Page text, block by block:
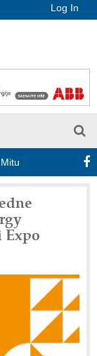
Log In
Crysta-Apex V
Expo